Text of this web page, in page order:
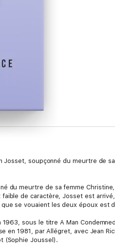
Josset, soupçonné du meurtre de
du meurtre de sa femme
de caractère, Josset est
se vouaient les deux époux
sous le titre A Man
en 1981, par Allégret, avec Jean
(Sophie Joussel).